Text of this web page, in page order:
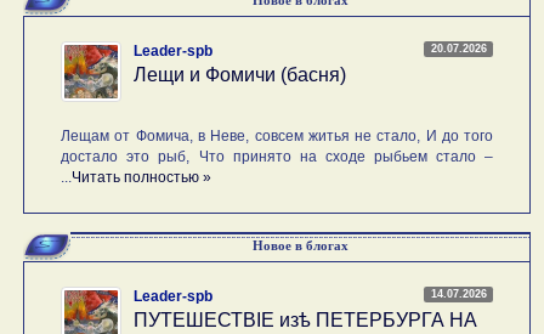
20.07.2026
Leader-spb
Лещи и Фомичи (басня)
Лещам от Фомича, в Неве, совсем житья не стало, И до того
достало это рыб, Что принято на сходе рыбьем стало –
...Читать полностью »
Новое в блогах
14.07.2026
Leader-spb
ПУТЕШЕСТВIE изѣ ПЕТЕРБУРГА НА